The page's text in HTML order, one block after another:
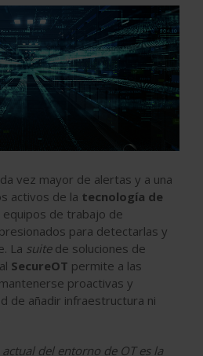
vez mayor de alertas y a una
activos de la tecnología de
equipos de trabajo de
para detectarlas y
La suitede soluciones de
SecureOT permite a las
proactivas y
de añadir infraestructura ni
del entorno de OT es la